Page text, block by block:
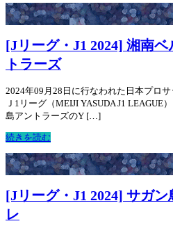
[Jリーグ・J1 2024] 湘南
トラーズ
2024年09月28日に行なわれた日本プロ
Ｊ1リーグ（MEIJI YASUDA J1 LEAGUE
島アントラーズのY […]
続きを読む
[Jリーグ・J1 2024] サガ
レ